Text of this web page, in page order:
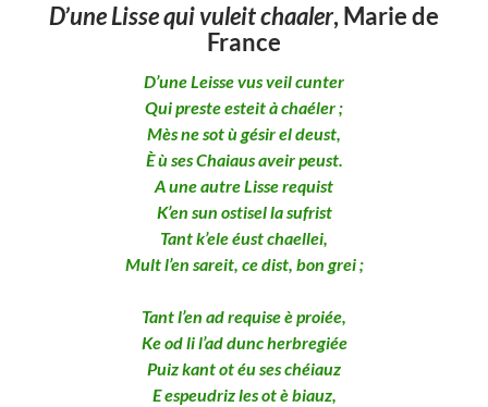
D’une Lisse qui vuleit chaaler, Marie de
France
D’une Leisse vus veil cunter
Qui preste esteit à chaéler ;
Mès ne sot ù gésir el deust,
È ù ses Chaiaus aveir peust.
A une autre Lisse requist
K’en sun ostisel la sufrist
Tant k’ele éust chaellei,
Mult l’en sareit, ce dist, bon grei ;
Tant l’en ad requise è proiée,
Ke od li l’ad dunc herbregiée
Puiz kant ot éu ses chéiauz
E espeudriz les ot è biauz,